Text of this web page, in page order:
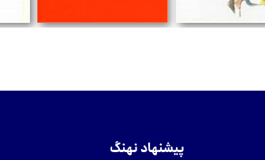
پیشنهاد نهنگ